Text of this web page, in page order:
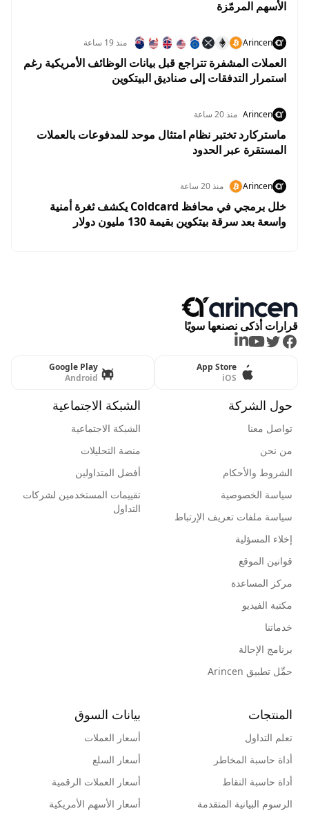
الأسهم المرمّزة
Arincen منذ 19 ساعة
العملات المشفرة تتراجع قبل بيانات الوظائف الأمريكية رغم
استمرار التدفقات إلى صناديق البيتكوين
Arincen منذ 20 ساعة
ماستركارد تختبر نظام امتثال موحد للمدفوعات بالعملات
المستقرة عبر الحدود
Arincen منذ 20 ساعة
خلل برمجي في محافظ Coldcard يكشف ثغرة أمنية
واسعة بعد سرقة بيتكوين بقيمة 130 مليون دولار
قرارات أذكى نصنعها سويًا
Facebook
Twitter
Youtube
LinkedIn
App Store
iOS
Google Play
Android
حول الشركة
تواصل معنا
من نحن
الشروط والأحكام
سياسة الخصوصية
سياسة ملفات تعريف الإرتباط
إخلاء المسؤلية
قوانين الموقع
مركز المساعدة
مكتبة الفيديو
خدماتنا
برنامج الإحالة
حمِّل تطبيق Arincen
الشبكة الاجتماعية
الشبكة الاجتماعية
منصة التحليلات
أفضل المتداولين
تقييمات المستخدمين لشركات
التداول
المنتجات
تعلم التداول
أداة حاسبة المخاطر
أداة حاسبة النقاط
الرسوم البيانية المتقدمة
بيانات السوق
أسعار العملات
أسعار السلع
أسعار العملات الرقمية
أسعار الأسهم الأمريكية